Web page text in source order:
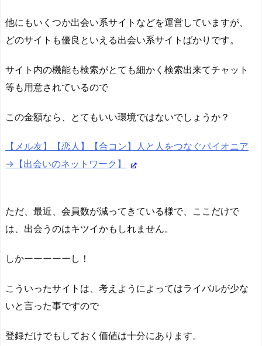
他にもいくつか出会い系サイトなどを運営していますが、
どのサイトも優良といえる出会い系サイトばかりです。
サイト内の機能も検索がとても細かく検索出来てチャット
等も用意されているので
この金額なら、とてもいい環境ではないでしょうか？
【メル友】【恋人】【合コン】人と人をつなぐパイオニア
→【出会いのネットワーク】
ただ、最近、会員数が減ってきている様で、ここだけで
は、出会うのはキツイかもしれません。
しかーーーーーし！
こういったサイトは、考えようによってはライバルが少な
いと言った事ですので
登録だけでもしておく価値は十分にあります。